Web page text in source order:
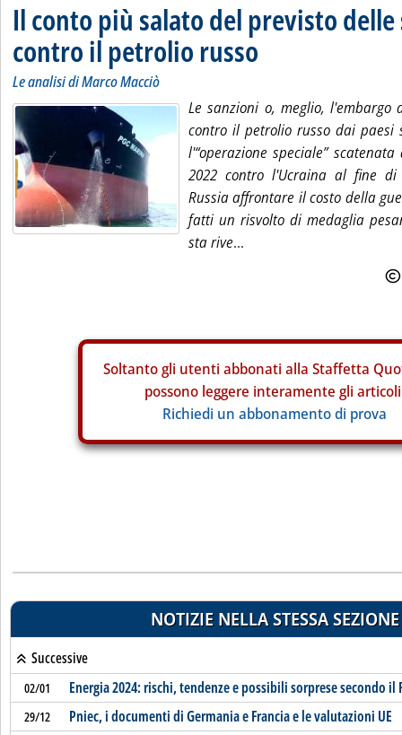
Il conto più salato del previsto
contro il petrolio russo
Le analisi di Marco Macciò
Le sanzioni o, meglio,
contro il petrolio russo dai paesi
l'“operazione speciale”
2022 contro l'Ucraina al fine
Russia affrontare il costo della
fatti un risvolto di medaglia
sta rive...
Soltanto gli utenti abbonati alla Staffetta
possono leggere interamente gli
Richiedi un abbonamento di prova
NOTIZIE NELLA STESSA SEZIONE
Successive
02/01 Energia 2024: rischi, tendenze e possibili sorprese secondo il
29/12 Pniec, i documenti di Germania e Francia e le valutazioni UE